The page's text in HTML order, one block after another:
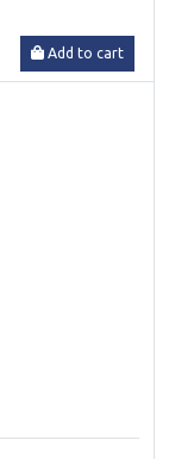
Add to cart